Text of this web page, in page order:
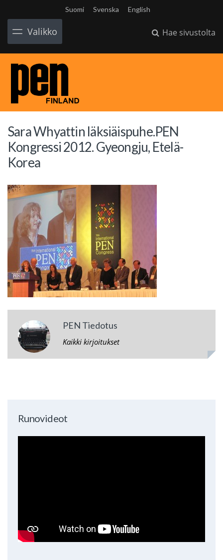
Suomi Svenska English
Valikko Hae sivustolta
Sara Whyattin läksiäispuhe.PEN
Kongressi 2012. Gyeongju, Etelä-
Korea
PEN Tiedotus
Kaikki kirjoitukset
Runovideot